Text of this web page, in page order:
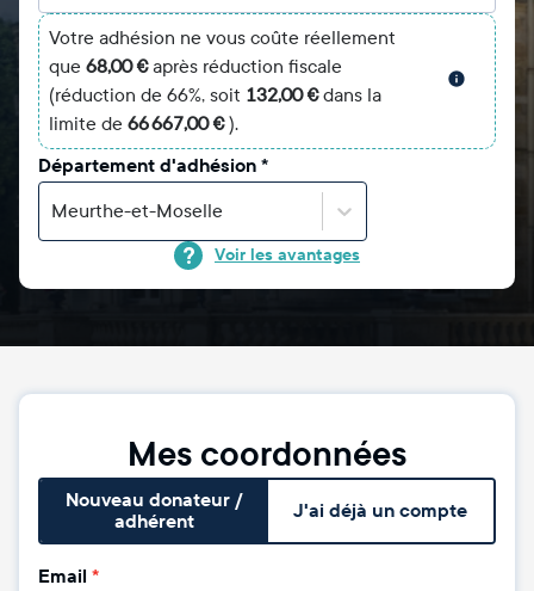
Votre adhésion ne vous coûte réellement
que 68,00 €après réduction fiscale
(réduction de 66%, soit 132,00 €dans la
limite de 66 667,00 €).
Département d'adhésion*
Meurthe-et-Moselle
Voir les avantages
Mes coordonnées
Nouveau donateur /
adhérent
J'ai déjà un compte
Email *